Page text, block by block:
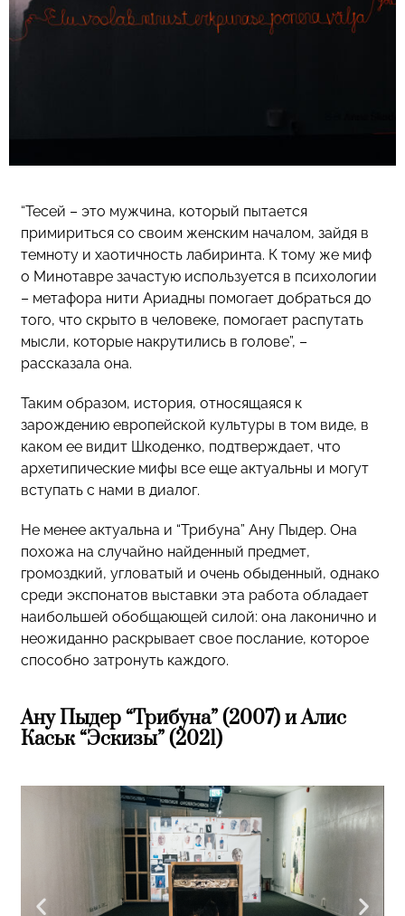
“Тесей – это мужчина, который пытается
примириться со своим женским началом, зайдя в
темноту и хаотичность лабиринта. К тому же миф
о Минотавре зачастую используется в психологии
– метафора нити Ариадны помогает добраться до
того, что скрыто в человеке, помогает распутать
мысли, которые накрутились в голове”, –
рассказала она.
Таким образом, история, относящаяся к
зарождению европейской культуры в том виде, в
каком ее видит Шкоденко, подтверждает, что
архетипические мифы все еще актуальны и могут
вступать с нами в диалог.
Не менее актуальна и “Трибуна” Ану Пыдер. Она
похожа на случайно найденный предмет,
громоздкий, угловатый и очень обыденный, однако
среди экспонатов выставки эта работа обладает
наибольшей обобщающей силой: она лаконично и
неожиданно раскрывает свое послание, которое
способно затронуть каждого.
Ану Пыдер “Трибуна” (2007) и Алис
Каськ “Эскизы” (2021)